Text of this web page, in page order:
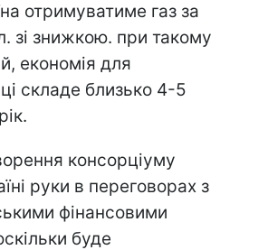
отримуватиме газ за
зі знижкою. при такому
економія для
складе близько 4-5
консорціуму
руки в переговорах з
фінансовими
буде